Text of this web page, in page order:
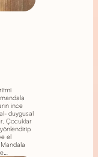
ince
duygusal
Çocuklar
el
Mandala